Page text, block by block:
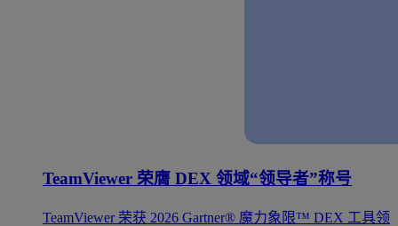
TeamViewer 荣膺 DEX 领域“领导者”称号
TeamViewer 荣获 2026 Gartner® 魔力象限™ DEX 工具领